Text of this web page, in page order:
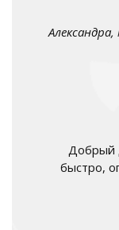
Добрый
быстро,